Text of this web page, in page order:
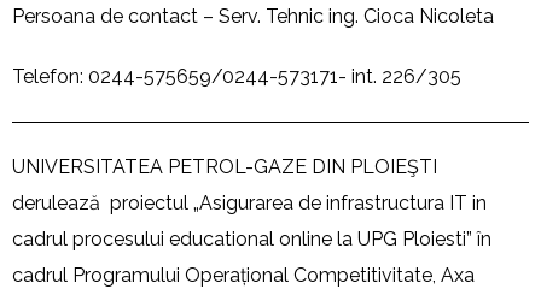
Persoana de contact – Serv. Tehnic ing. Cioca Nicoleta
Telefon: 0244-575659/0244-573171- int. 226/305
UNIVERSITATEA PETROL-GAZE DIN PLOIEŞTI
derulează proiectul „Asigurarea de infrastructura IT in
cadrul procesului educational online la UPG Ploiesti” în
cadrul Programului Operațional Competitivitate, Axa